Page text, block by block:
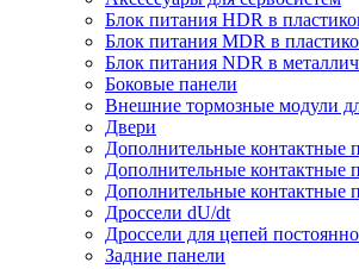
Блок питания HDR в
Блок питания MDR в
Блок питания NDR в
Боковые панели
Внешние тормозные модули
Двери
Дополнительные контактные
Дополнительные контактные
Дополнительные контактные
Дроссели dU/dt
Дроссели для цепей
Задние панели